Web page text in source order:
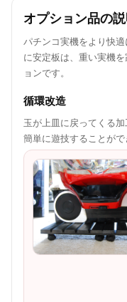
オプション品の
パチンコ実機をより快
に安定板は、重い実機
ョンです。
循環改造
玉が上皿に戻ってくる
簡単に遊技することがで